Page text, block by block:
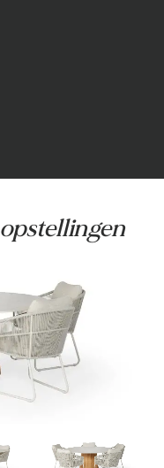
opstellingen